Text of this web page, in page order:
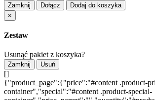
Zamknij Dołącz
Dodaj do koszyka
×
Zestaw
Usunąć pakiet z koszyka?
Zamknij Usuń
[]
{"product_page":{"price":"#content .product-
container","special":"#content .product-special-